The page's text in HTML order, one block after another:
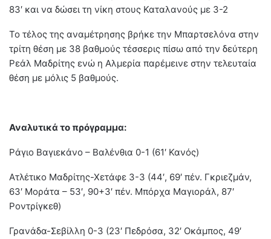
83′ και να δώσει τη νίκη στους Καταλανούς με 3-2
Το τέλος της αναμέτρησης βρήκε την Μπαρτσελόνα στην
τρίτη θέση με 38 βαθμούς τέσσερις πίσω από την δεύτερη
Ρεάλ Μαδρίτης ενώ η Αλμερία παρέμεινε στην τελευταία
θέση με μόλις 5 βαθμούς.
Αναλυτικά το πρόγραμμα:
Ράγιο Βαγιεκάνο – Βαλένθια 0-1 (61′ Κανός)
Ατλέτικο Μαδρίτης-Χετάφε 3-3 (44′, 69′ πέν. Γκριεζμάν,
63′ Μοράτα – 53′, 90+3′ πέν. Μπόρχα Μαγιοράλ, 87′
Ροντρίγκεθ)
Γρανάδα-Σεβίλλη 0-3 (23′ Πεδρόσα, 32′ Οκάμπος, 49′